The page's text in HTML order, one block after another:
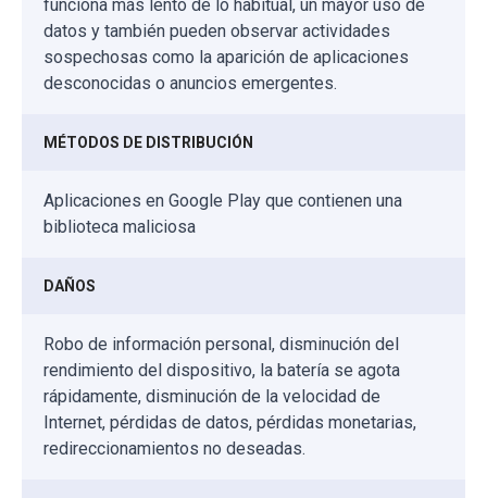
funciona más lento de lo habitual, un mayor uso de
datos y también pueden observar actividades
sospechosas como la aparición de aplicaciones
desconocidas o anuncios emergentes.
MÉTODOS DE DISTRIBUCIÓN
Aplicaciones en Google Play que contienen una
biblioteca maliciosa
DAÑOS
Robo de información personal, disminución del
rendimiento del dispositivo, la batería se agota
rápidamente, disminución de la velocidad de
Internet, pérdidas de datos, pérdidas monetarias,
redireccionamientos no deseadas.